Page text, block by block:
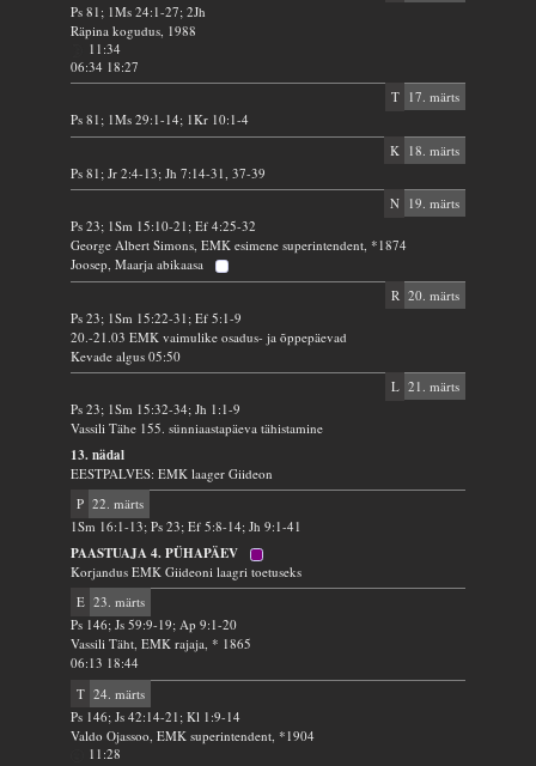
Ps 81; 1Ms 24:1-27; 2Jh
Räpina kogudus, 1988
11:34
06:34 18:27
T
17. märts
Ps 81; 1Ms 29:1-14; 1Kr 10:1-4
K
18. märts
Ps 81; Jr 2:4-13; Jh 7:14-31, 37-39
N
19. märts
Ps 23; 1Sm 15:10-21; Ef 4:25-32
George Albert Simons, EMK esimene superintendent, *1874
Joosep, Maarja abikaasa
R 20. märts
Ps 23; 1Sm 15:22-31; Ef 5:1-9
20.-21.03 EMK vaimulike osadus- ja õppepäevad
Kevade algus 05:50
L 21. märts
Ps 23; 1Sm 15:32-34; Jh 1:1-9
Vassili Tähe 155. sünniaastapäeva tähistamine
13. nädal
EESTPALVES: EMK laager Giideon
P 22. märts
1Sm 16:1-13; Ps 23; Ef 5:8-14; Jh 9:1-41
PAASTUAJA 4. PÜHAPÄEV
Korjandus EMK Giideoni laagri toetuseks
E 23. märts
Ps 146; Js 59:9-19; Ap 9:1-20
Vassili Täht, EMK rajaja, * 1865
06:13 18:44
T 24. märts
Ps 146; Js 42:14-21; Kl 1:9-14
Valdo Ojassoo, EMK superintendent, *1904
11:28